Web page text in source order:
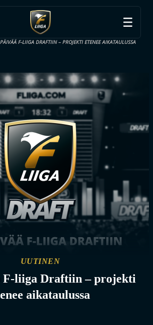
F-LIIGA DRAFTIIN – PROJEKTI ETENEE AIKATAULUSSA
UUTINEN
F-liiga Draftiin – projekti
aikataulussa